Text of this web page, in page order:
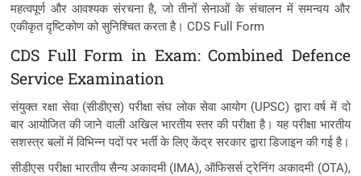
महत्वपूर्ण और आवश्यक संरचना है, जो तीनों सेनाओं के संचालन में समन्वय और
एकीकृत दृष्टिकोण को सुनिश्चित करता है। CDS Full Form
CDS Full Form in Exam: Combined Defence
Service Examination
संयुक्त रक्षा सेवा (सीडीएस) परीक्षा संघ लोक सेवा आयोग (UPSC) द्वारा वर्ष में दो
बार आयोजित की जाने वाली अखिल भारतीय स्तर की परीक्षा है। यह परीक्षा भारतीय
सशस्त्र बलों में विभिन्न पदों पर भर्ती के लिए केंद्र सरकार द्वारा डिजाइन की गई है।
सीडीएस परीक्षा भारतीय सैन्य अकादमी (IMA), ऑफिसर्स ट्रेनिंग अकादमी (OTA),